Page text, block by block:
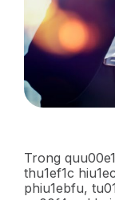
Trong
thu1ef1c
phiu1ebfu,